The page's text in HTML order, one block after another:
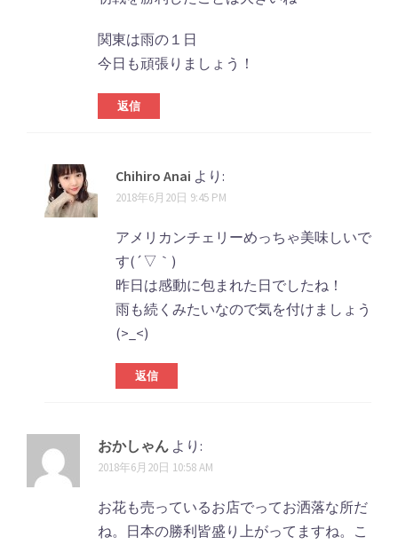
関東は雨の１日
今日も頑張りましょう！
返信
Chihiro Anai より:
2018年6月20日 9:45 PM
アメリカンチェリーめっちゃ美味しいで
す(´▽｀)
昨日は感動に包まれた日でしたね！
雨も続くみたいなので気を付けましょう
(>_<)
返信
おかしゃん より:
2018年6月20日 10:58 AM
お花も売っているお店でってお洒落な所だ
ね。日本の勝利皆盛り上がってますね。こ